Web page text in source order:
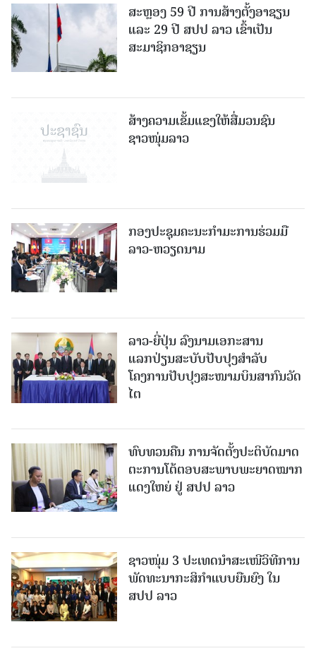
ສະຫຼອງ 59 ປີ ການສ້າງຕັ້ງອາຊຽນ
ແລະ 29 ປີ ສປປ ລາວ ເຂົ້າເປັນ
ສະມາຊິກອາຊຽນ
ສ້າງຄວາມເຂັ້ມແຂງໃຫ້ສື່ມວນຊົນ
ຊາວໜຸ່ມລາວ
ກອງປະຊຸມຄະນະກຳມະການຮ່ວມມື
ລາວ-ຫວຽດນາມ
ລາວ-ຍີ່ປຸ່ນ ລົງນາມເອກະສານ
ແລກປ່ຽນສະບັບປັບປຸງສໍາລັບ
ໂຄງການປັບປຸງສະໜາມບິນສາກົນວັດ
ໄຕ
ທົບທວນຄືນ ການຈັດຕັ້ງປະຕິບັດມາດ
ຕະການໂຕ້ຕອບສະພາບພະຍາດໝາກ
ແດງໃຫຍ່ ຢູ່ ສປປ ລາວ
ຊາວໜຸ່ມ 3 ປະເທດນຳສະເໜີວິທີການ
ພັດທະນາກະສິກຳແບບຍືນຍົງ ໃນ
ສປປ ລາວ